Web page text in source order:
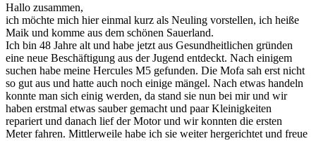
Hallo zusammen,
ich möchte mich hier einmal kurz als Neuling vorstellen, ich heiße
Maik und komme aus dem schönen Sauerland.
Ich bin 48 Jahre alt und habe jetzt aus Gesundheitlichen gründen
eine neue Beschäftigung aus der Jugend entdeckt. Nach einigem
suchen habe meine Hercules M5 gefunden. Die Mofa sah erst nicht
so gut aus und hatte auch noch einige mängel. Nach etwas handeln
konnte man sich einig werden, da stand sie nun bei mir und wir
haben erstmal etwas sauber gemacht und paar Kleinigkeiten
repariert und danach lief der Motor und wir konnten die ersten
Meter fahren. Mittlerweile habe ich sie weiter hergerichtet und freue